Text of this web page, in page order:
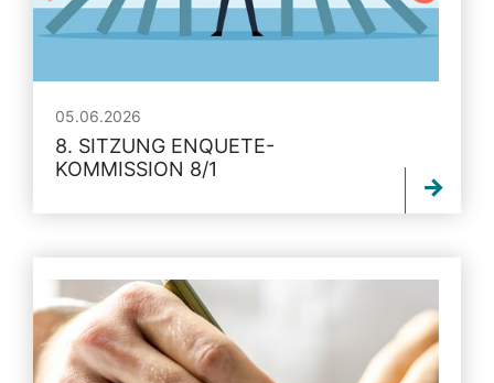
05.06.2026
8. SITZUNG ENQUETE-
KOMMISSION 8/1